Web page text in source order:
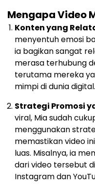
Mengapa Video
Konten yang
menyentuh emosi
ia bagikan sangat
merasa terhubung
terutama mereka
mimpi di dunia digital.
Strategi Promosi
viral, Mia sudah
menggunakan
memastikan video
luas. Misalnya, ia
dari video tersebut
Instagram dan